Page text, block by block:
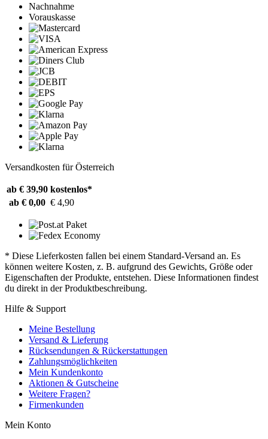
Nachnahme
Vorauskasse
Versandkosten für Österreich
ab € 39,90 kostenlos*
ab € 0,00 € 4,90
* Diese Lieferkosten fallen bei einem Standard-Versand an. Es
können weitere Kosten, z. B. aufgrund des Gewichts, Größe oder
Eigenschaften der Produkte, entstehen. Diese Informationen findest
du direkt in der Produktbeschreibung.
Hilfe & Support
Meine Bestellung
Versand & Lieferung
Rücksendungen & Rückerstattungen
Zahlungsmöglichkeiten
Mein Kundenkonto
Aktionen & Gutscheine
Weitere Fragen?
Firmenkunden
Mein Konto